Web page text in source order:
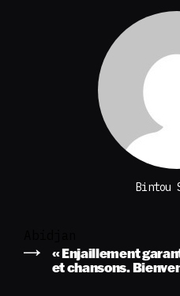
Bintou
« Enjaillement
et chansons.